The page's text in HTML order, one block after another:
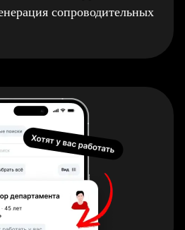
сопроводительных